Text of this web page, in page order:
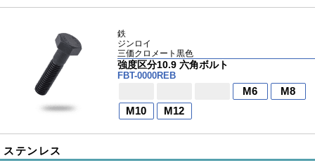
鉄
ジンロイ
三価クロメート黒色
強度区分10.9 六角ボルト
FBT-0000REB
M6
M8
M10
M12
ステンレス